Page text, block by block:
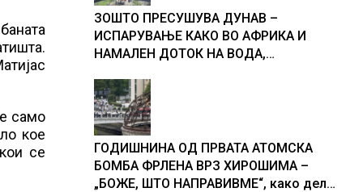
само
кое
се
ЗОШТО ПРЕСУШУВА ДУНАВ –
ИСПАРУВАЊЕ КАКО ВО АФРИКА И
НАМАЛЕН ДОТОК НА ВОДА,
Србија
ГОДИШНИНА ОД ПРВАТА АТОМСКА
БОМБА ФРЛЕНА ВРЗ ХИРОШИМА –
„БОЖЕ, ШТО НАПРАВИВМЕ“, како дел